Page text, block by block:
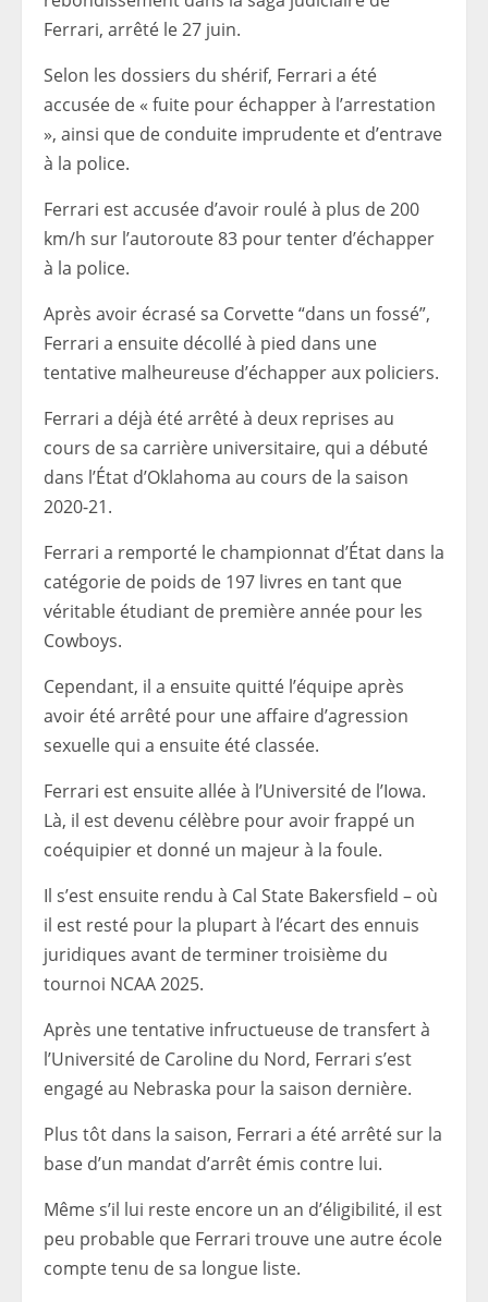
Ferrari, arrêté le 27 juin.
Selon les dossiers du shérif, Ferrari a été
accusée de « fuite pour échapper à l’arrestation
», ainsi que de conduite imprudente et d’entrave
à la police.
Ferrari est accusée d’avoir roulé à plus de 200
km/h sur l’autoroute 83 pour tenter d’échapper
à la police.
Après avoir écrasé sa Corvette “dans un fossé”,
Ferrari a ensuite décollé à pied dans une
tentative malheureuse d’échapper aux policiers.
Ferrari a déjà été arrêté à deux reprises au
cours de sa carrière universitaire, qui a débuté
dans l’État d’Oklahoma au cours de la saison
2020-21.
Ferrari a remporté le championnat d’État dans la
catégorie de poids de 197 livres en tant que
véritable étudiant de première année pour les
Cowboys.
Cependant, il a ensuite quitté l’équipe après
avoir été arrêté pour une affaire d’agression
sexuelle qui a ensuite été classée.
Ferrari est ensuite allée à l’Université de l’Iowa.
Là, il est devenu célèbre pour avoir frappé un
coéquipier et donné un majeur à la foule.
Il s’est ensuite rendu à Cal State Bakersfield – où
il est resté pour la plupart à l’écart des ennuis
juridiques avant de terminer troisième du
tournoi NCAA 2025.
Après une tentative infructueuse de transfert à
l’Université de Caroline du Nord, Ferrari s’est
engagé au Nebraska pour la saison dernière.
Plus tôt dans la saison, Ferrari a été arrêté sur la
base d’un mandat d’arrêt émis contre lui.
Même s’il lui reste encore un an d’éligibilité, il est
peu probable que Ferrari trouve une autre école
compte tenu de sa longue liste.